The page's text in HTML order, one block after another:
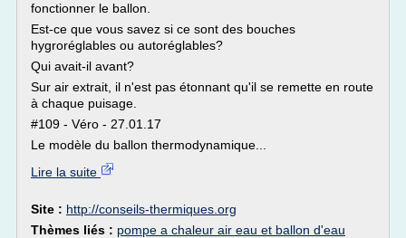
fonctionner le ballon.
Est-ce que vous savez si ce sont des bouches
hygroréglables ou autoréglables?
Qui avait-il avant?
Sur air extrait, il n'est pas étonnant qu'il se remette en route
à chaque puisage.
#109 - Véro - 27.01.17
Le modèle du ballon thermodynamique...
Lire la suite
Site : http://conseils-thermiques.org
Thèmes liés : pompe a chaleur air eau et ballon d'eau